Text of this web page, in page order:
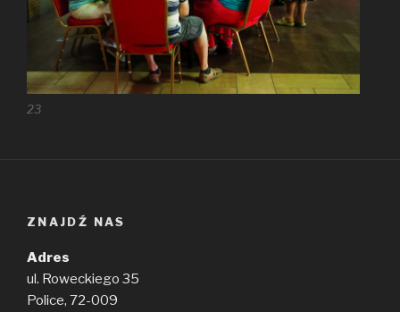
23
ZNAJDŹ NAS
Adres
ul. Roweckiego 35
Police, 72-009